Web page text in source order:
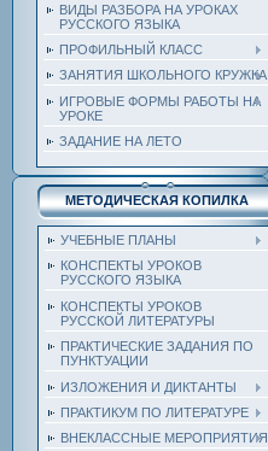
ВИДЫ РАЗБОРА НА УРОКАХ
РУССКОГО ЯЗЫКА
ПРОФИЛЬНЫЙ КЛАСС
ЗАНЯТИЯ ШКОЛЬНОГО КРУЖКА
ИГРОВЫЕ ФОРМЫ РАБОТЫ НА
УРОКЕ
ЗАДАНИЕ НА ЛЕТО
МЕТОДИЧЕСКАЯ КОПИЛКА
УЧЕБНЫЕ ПЛАНЫ
КОНСПЕКТЫ УРОКОВ
РУССКОГО ЯЗЫКА
КОНСПЕКТЫ УРОКОВ
РУССКОЙ ЛИТЕРАТУРЫ
ПРАКТИЧЕСКИЕ ЗАДАНИЯ ПО
ПУНКТУАЦИИ
ИЗЛОЖЕНИЯ И ДИКТАНТЫ
ПРАКТИКУМ ПО ЛИТЕРАТУРЕ
ВНЕКЛАССНЫЕ МЕРОПРИЯТИЯ